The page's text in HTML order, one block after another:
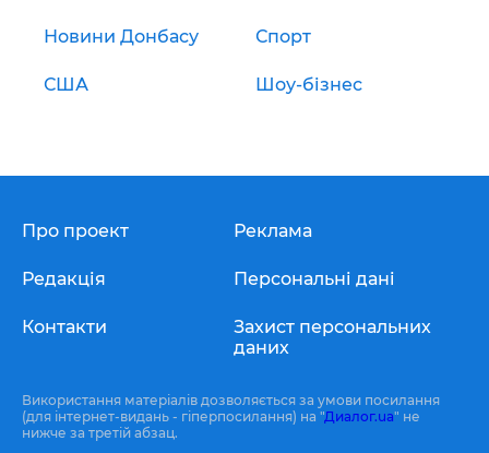
Новини Донбасу Спорт
США Шоу-бізнес
Про проект
Редакція
Контакти
Реклама
Персональні дані
Захист персональних
даних
Використання матеріалів дозволяється за умови посилання
(для інтернет-видань - гіперпосилання) на "Диалог.ua" не
нижче за третій абзац.